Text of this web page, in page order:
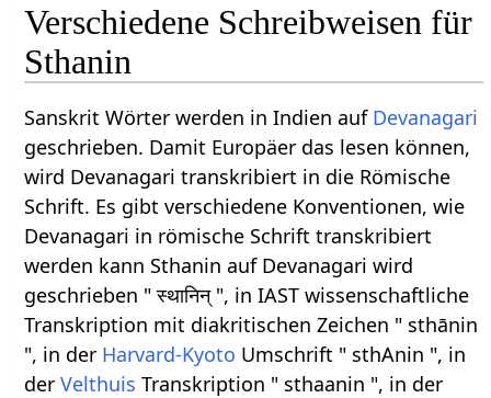
Verschiedene Schreibweisen für
Sthanin
Sanskrit Wörter werden in Indien auf Devanagari
geschrieben. Damit Europäer das lesen können,
wird Devanagari transkribiert in die Römische
Schrift. Es gibt verschiedene Konventionen, wie
Devanagari in römische Schrift transkribiert
werden kann Sthanin auf Devanagari wird
geschrieben " स्थानिन् ", in IAST wissenschaftliche
Transkription mit diakritischen Zeichen " sthānin
", in der Harvard-Kyoto Umschrift " sthAnin ", in
derVelthuis Transkription " sthaanin ", in der